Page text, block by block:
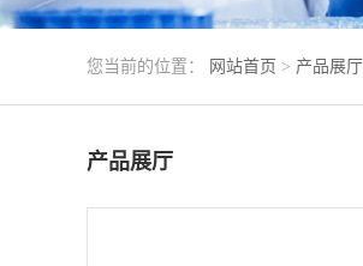
您当前的位置： 网站首页 > 产品展厅
产品展厅